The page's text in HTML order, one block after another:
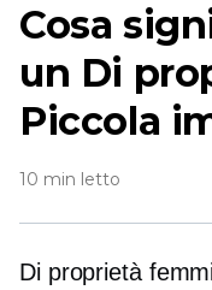
Cosa
un Di
Piccola
10 min letto
Di proprietà